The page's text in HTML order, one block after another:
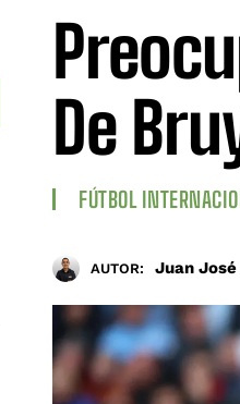
De
FÚTBOL
AUTOR: Juan